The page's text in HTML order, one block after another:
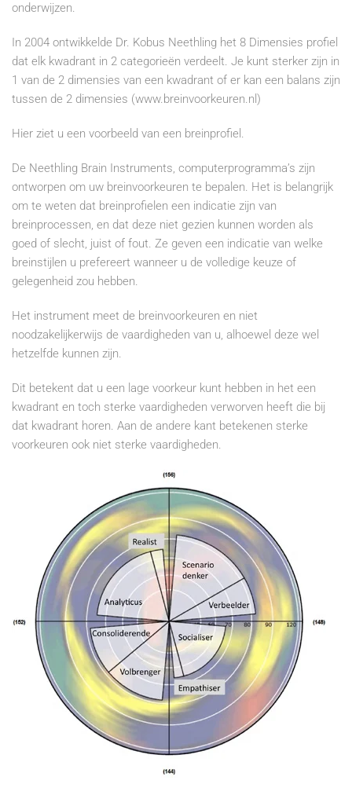
onderwijzen.
In 2004 ontwikkelde Dr. Kobus Neethling het 8 Dimensies profiel
dat elk kwadrant in 2 categorieën verdeelt. Je kunt sterker zijn in
1 van de 2 dimensies van een kwadrant of er kan een balans zijn
tussen de 2 dimensies (www.breinvoorkeuren.nl)
Hier ziet u een voorbeeld van een breinprofiel.
De Neethling Brain Instruments, computerprogramma’s zijn
ontworpen om uw breinvoorkeuren te bepalen. Het is belangrijk
om te weten dat breinprofielen een indicatie zijn van
breinprocessen, en dat deze niet gezien kunnen worden als
goed of slecht, juist of fout. Ze geven een indicatie van welke
breinstijlen u prefereert wanneer u de volledige keuze of
gelegenheid zou hebben.
Het instrument meet de breinvoorkeuren en niet
noodzakelijkerwijs de vaardigheden van u, alhoewel deze wel
hetzelfde kunnen zijn.
Dit betekent dat u een lage voorkeur kunt hebben in het een
kwadrant en toch sterke vaardigheden verworven heeft die bij
dat kwadrant horen. Aan de andere kant betekenen sterke
voorkeuren ook niet sterke vaardigheden.